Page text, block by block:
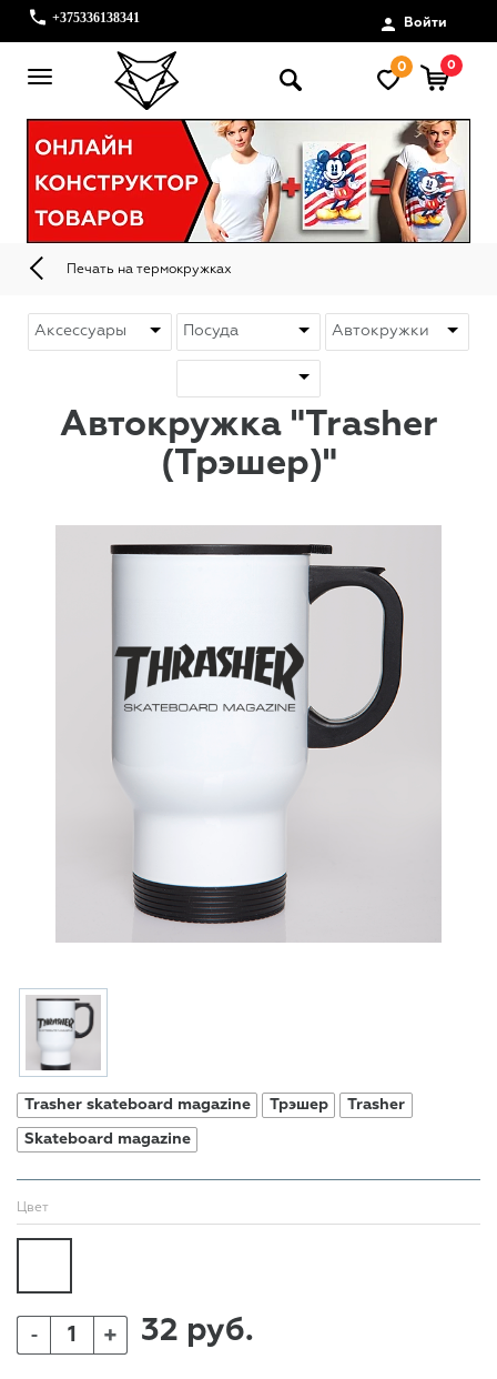
+375336138341 Войти
0 0
Печать на термокружках
Автокружка "Trasher
(Трэшер)"
Trasher skateboard magazine Трэшер Trasher
Skateboard magazine
Цвет
- + 32 руб.